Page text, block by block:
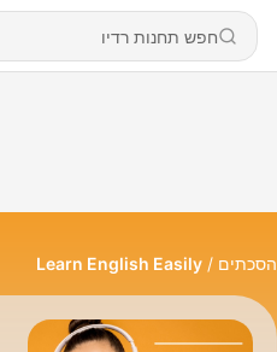
הסכתים Learn English Easily